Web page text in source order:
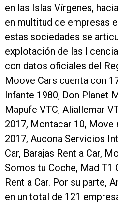
en las Islas Vírgenes,
en multitud de empresas
estas sociedades se
explotación de las
con datos oficiales del
Moove Cars cuenta con
Infante 1980, Don Planet
Mapufe VTC, Aliallemar
2017, Montacar 10, Move
2017, Aucona Servicios
Car, Barajas Rent a Car,
Somos tu Coche, Mad T1
Rent a Car. Por su parte,
en un total de 121